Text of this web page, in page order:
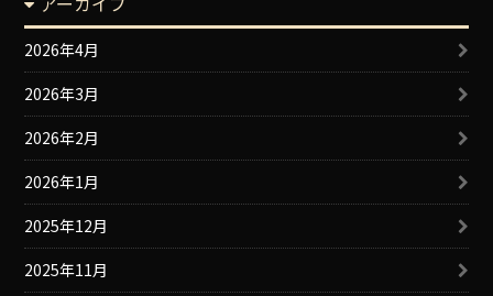
2026年4月
2026年3月
2026年2月
2026年1月
2025年12月
2025年11月